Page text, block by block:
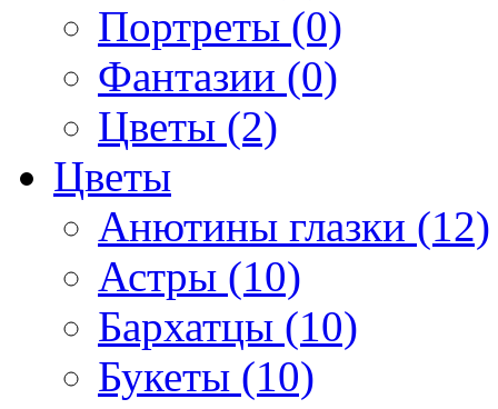
Портреты (0)
Фантазии (0)
Цветы (2)
Цветы
Анютины глазки (12)
Астры (10)
Бархатцы (10)
Букеты (10)